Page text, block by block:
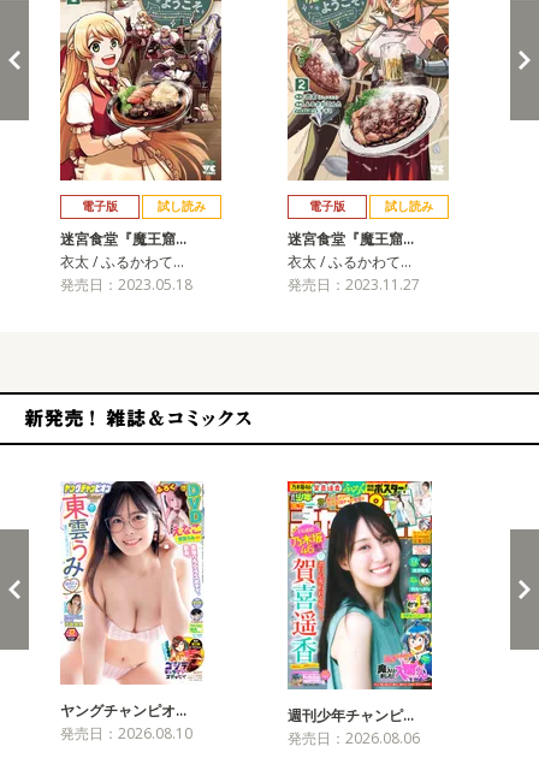
電子版 試し読み
迷宮食堂『魔王窟…
衣太 / ふるかわて…
発売日：2023.05.18
電子版 試し読み
迷宮食堂『魔王窟…
衣太 / ふるかわて…
発売日：2023.11.27
ヤングチャンピオ…
発売日：2026.08.10
週刊少年チャンピ…
発売日：2026.08.06